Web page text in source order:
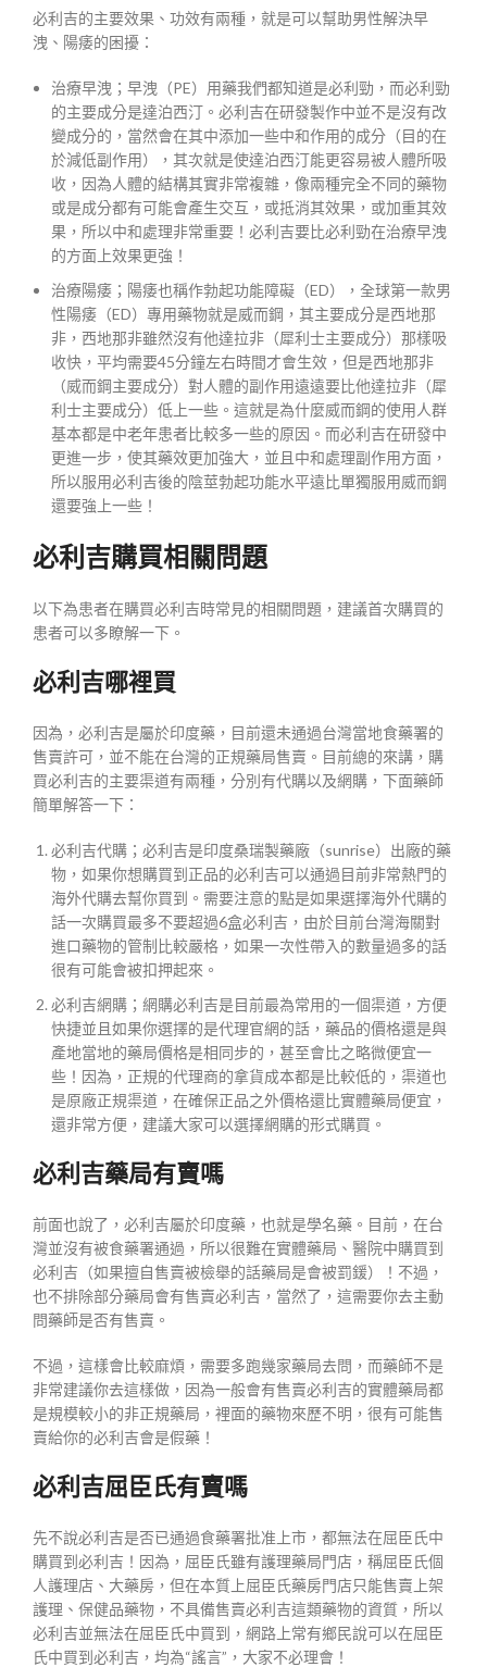
必利吉的主要效果、功效有兩種，就是可以幫助男性解決早
洩、陽痿的困擾：
治療早洩；早洩（PE）用藥我們都知道是必利勁，而必利勁
的主要成分是達泊西汀。必利吉在研發製作中並不是沒有改
變成分的，當然會在其中添加一些中和作用的成分（目的在
於減低副作用），其次就是使達泊西汀能更容易被人體所吸
收，因為人體的結構其實非常複雜，像兩種完全不同的藥物
或是成分都有可能會產生交互，或抵消其效果，或加重其效
果，所以中和處理非常重要！必利吉要比必利勁在治療早洩
的方面上效果更強！
治療陽痿；陽痿也稱作勃起功能障礙（ED），全球第一款男
性陽痿（ED）專用藥物就是威而鋼，其主要成分是西地那
非，西地那非雖然沒有他達拉非（犀利士主要成分）那樣吸
收快，平均需要45分鐘左右時間才會生效，但是西地那非
（威而鋼主要成分）對人體的副作用遠遠要比他達拉非（犀
利士主要成分）低上一些。這就是為什麼威而鋼的使用人群
基本都是中老年患者比較多一些的原因。而必利吉在研發中
更進一步，使其藥效更加強大，並且中和處理副作用方面，
所以服用必利吉後的陰莖勃起功能水平遠比單獨服用威而鋼
還要強上一些！
必利吉購買相關問題
以下為患者在購買必利吉時常見的相關問題，建議首次購買的
患者可以多瞭解一下。
必利吉哪裡買
因為，必利吉是屬於印度藥，目前還未通過台灣當地食藥署的
售賣許可，並不能在台灣的正規藥局售賣。目前總的來講，購
買必利吉的主要渠道有兩種，分別有代購以及網購，下面藥師
簡單解答一下：
必利吉代購；必利吉是印度桑瑞製藥廠（sunrise）出廠的藥
物，如果你想購買到正品的必利吉可以通過目前非常熱門的
海外代購去幫你買到。需要注意的點是如果選擇海外代購的
話一次購買最多不要超過6盒必利吉，由於目前台灣海關對
進口藥物的管制比較嚴格，如果一次性帶入的數量過多的話
很有可能會被扣押起來。
必利吉網購；網購必利吉是目前最為常用的一個渠道，方便
快捷並且如果你選擇的是代理官網的話，藥品的價格還是與
產地當地的藥局價格是相同步的，甚至會比之略微便宜一
些！因為，正規的代理商的拿貨成本都是比較低的，渠道也
是原廠正規渠道，在確保正品之外價格還比實體藥局便宜，
還非常方便，建議大家可以選擇網購的形式購買。
必利吉藥局有賣嗎
前面也說了，必利吉屬於印度藥，也就是學名藥。目前，在台
灣並沒有被食藥署通過，所以很難在實體藥局、醫院中購買到
必利吉（如果擅自售賣被檢舉的話藥局是會被罰鍰）！不過，
也不排除部分藥局會有售賣必利吉，當然了，這需要你去主動
問藥師是否有售賣。
不過，這樣會比較麻煩，需要多跑幾家藥局去問，而藥師不是
非常建議你去這樣做，因為一般會有售賣必利吉的實體藥局都
是規模較小的非正規藥局，裡面的藥物來歷不明，很有可能售
賣給你的必利吉會是假藥！
必利吉屈臣氏有賣嗎
先不說必利吉是否已通過食藥署批准上市，都無法在屈臣氏中
購買到必利吉！因為，屈臣氏雖有護理藥局門店，稱屈臣氏個
人護理店、大藥房，但在本質上屈臣氏藥房門店只能售賣上架
護理、保健品藥物，不具備售賣必利吉這類藥物的資質，所以
必利吉並無法在屈臣氏中買到，網路上常有鄉民說可以在屈臣
氏中買到必利吉，均為“謠言”，大家不必理會！